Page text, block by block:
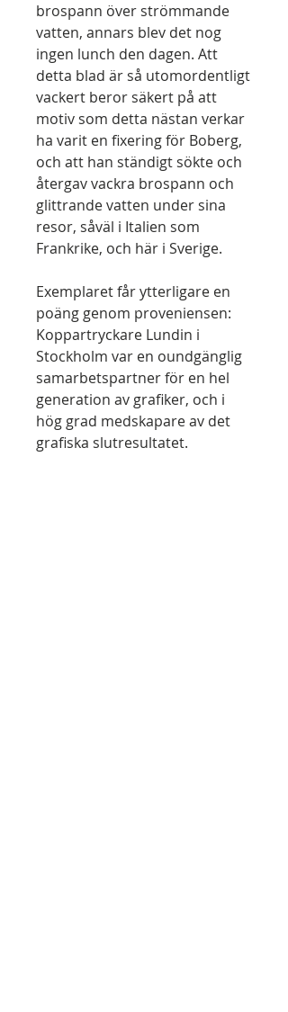
brospann över strömmande
vatten, annars blev det nog
ingen lunch den dagen. Att
detta blad är så utomordentligt
vackert beror säkert på att
motiv som detta nästan verkar
ha varit en fixering för Boberg,
och att han ständigt sökte och
återgav vackra brospann och
glittrande vatten under sina
resor, såväl i Italien som
Frankrike, och här i Sverige.
Exemplaret får ytterligare en
poäng genom proveniensen:
Koppartryckare Lundin i
Stockholm var en oundgänglig
samarbetspartner för en hel
generation av grafiker, och i
hög grad medskapare av det
grafiska slutresultatet.